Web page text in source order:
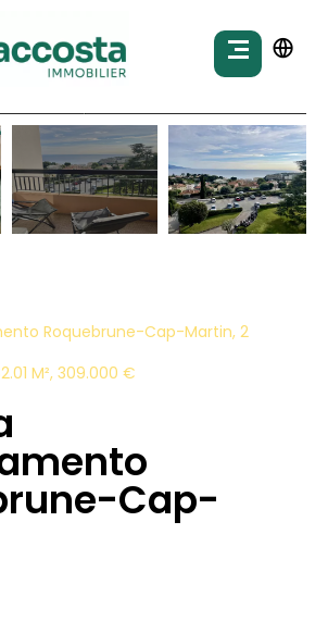
Roquebrune-Cap-Martin, 2
M², 309.000 €
Cap-